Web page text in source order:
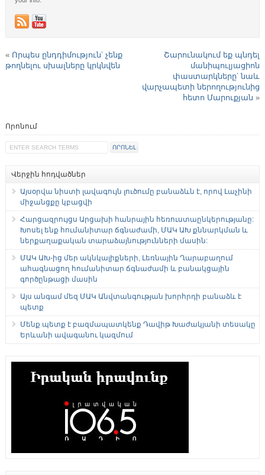
« Որպես ընդդիմություն՝ չենք
թողնելու սխալները կրկնվեն
Շարունակում եք պնդել
մանիպուլյացիոն
փաստարկները՝ նաև
վարչապետի ներողությունից
հետո Մարուքյան »
Որոնում
Վերջին հոդվածներ
Այսօրվա նիստի լավագույն լուծումը բանաձևն է, որով Լաչինի
միջանցքը կբացվի
Հարցազրույցս Արցախի հանրային հեռուստաընկերությանը:
Խոսել ենք հումանիտար ճգնաժամի, ՄԱԿ ԱԽ քննարկման և
ներքաղաքական տարաձայնությունների մասին:
ՄԱԿ ԱԽ-ից մեր ակնկալիքների, Լեռնային Ղարաբաղում
ահագնացող հումանիտար ճգնաժամի և բանակցային
գործընթացի մասին
Այս անգամ մեզ ՄԱԿ Անվտանգության խորհրդի բանաձև է
պետք
Մենք պետք է բազմապատկենք Դավիթ Խաժակյանի տեսակը
Երևանի ավագանու կազմում